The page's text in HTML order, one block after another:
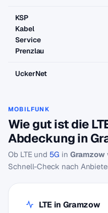
KSP
Kabel
Service
Prenzlau
UckerNet
MOBILFUNK
Wie gut ist die
Abdeckung in
Ob LTE und 5G in Gramzow
Schnell-Check nach
LTE in Gramzow